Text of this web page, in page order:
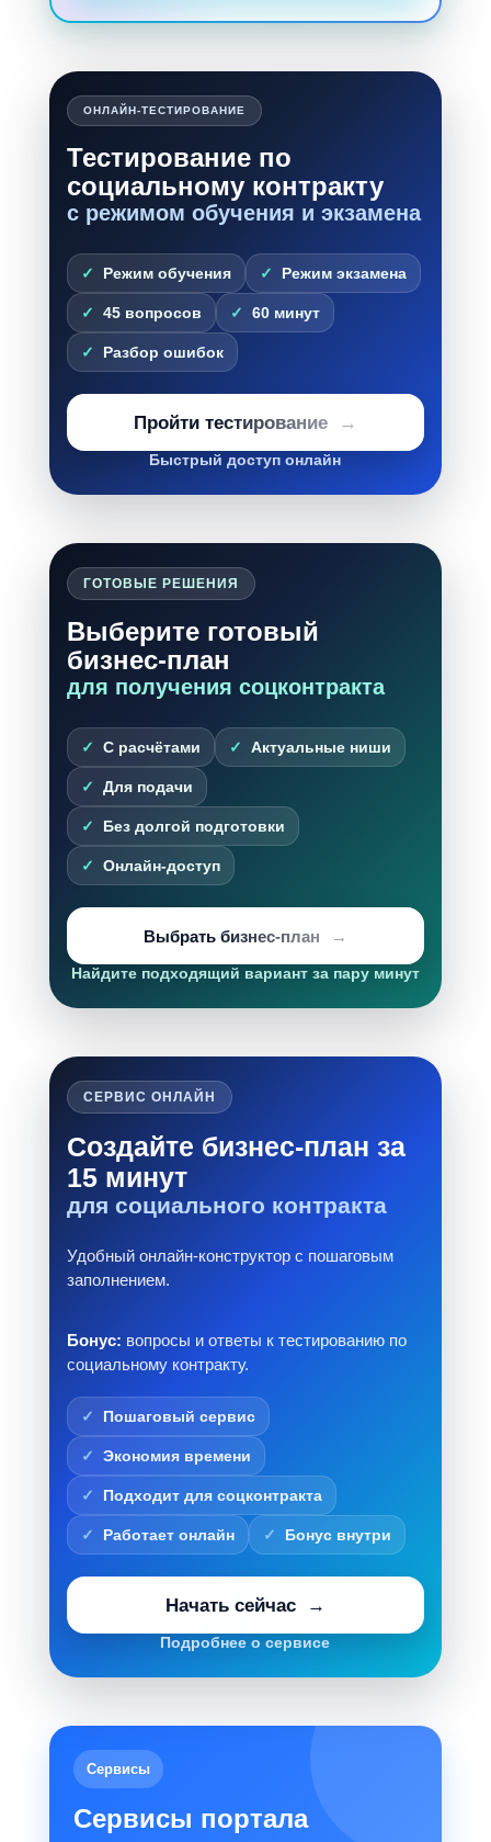
ОНЛАЙН-ТЕСТИРОВАНИЕ
Тестирование по
социальному контракту
с режимом обучения и экзамена
Режим обучения Режим экзамена
45 вопросов 60 минут
Разбор ошибок
Пройти тестирование
Быстрый доступ онлайн
ГОТОВЫЕ РЕШЕНИЯ
Выберите готовый
бизнес-план
для получения соцконтракта
С расчётами Актуальные ниши
Для подачи
Без долгой подготовки
Онлайн-доступ
Выбрать бизнес-план
Найдите подходящий вариант за пару минут
СЕРВИС ОНЛАЙН
Создайте бизнес-план за
15 минут
для социального контракта
Удобный онлайн-конструктор с пошаговым
заполнением.
Бонус: вопросы и ответы к тестированию по
социальному контракту.
Пошаговый сервис
Экономия времени
Подходит для соцконтракта
Работает онлайн Бонус внутри
Начать сейчас
Подробнее о сервисе
Сервисы
Сервисы портала